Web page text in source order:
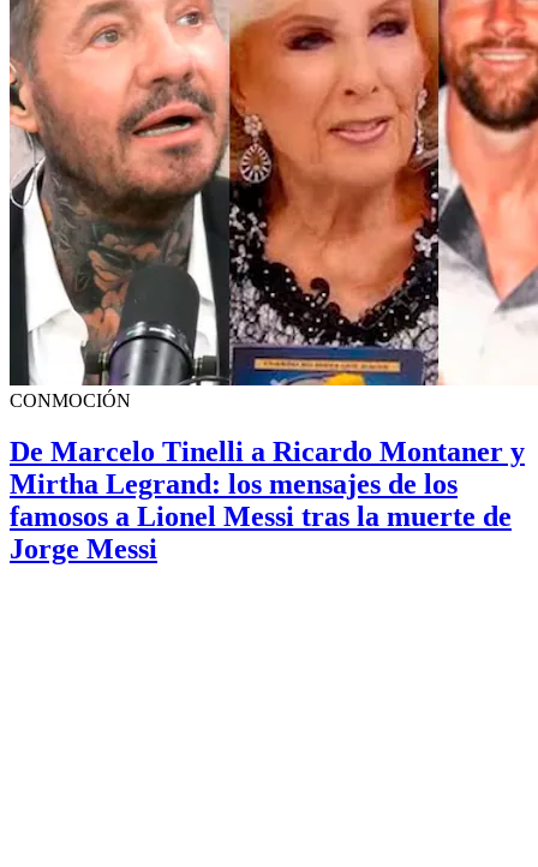
CONMOCIÓN
De Marcelo Tinelli a Ricardo Montaner y
Mirtha Legrand: los mensajes de los
famosos a Lionel Messi tras la muerte de
Jorge Messi